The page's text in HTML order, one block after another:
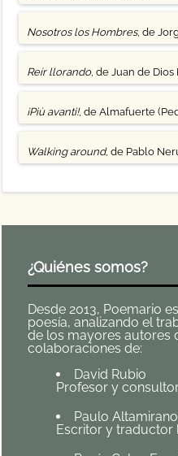
Nosotros los Hombres, de
Reír llorando, de Juan de Dios
¡Più avanti!, de Almafuerte
Walking around, de Pablo
¿Quiénes somos?
Desde 2013, Poemario
poesía, analizando el
de los mayores autores
colaboraciones de:
David Rubio
Profesor y
Paulo Altamirano
Escritor y traductor